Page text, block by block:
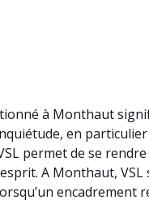
à Monthaut
en
permet de se
A Monthaut,